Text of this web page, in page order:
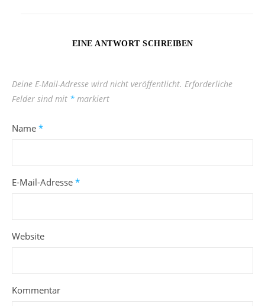
EINE ANTWORT SCHREIBEN
Deine E-Mail-Adresse wird nicht veröffentlicht. Erforderliche
Felder sind mit * markiert
Name *
E-Mail-Adresse *
Website
Kommentar